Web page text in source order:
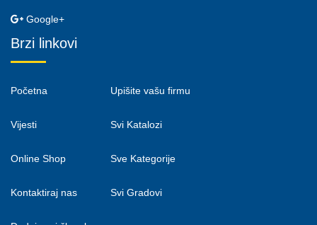
Google+
Brzi linkovi
Početna
Vijesti
Online Shop
Kontaktiraj nas
Upišite vašu firmu
Svi Katalozi
Sve Kategorije
Svi Gradovi